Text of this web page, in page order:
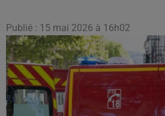
Publié : 15 mai 2026 à 16h02